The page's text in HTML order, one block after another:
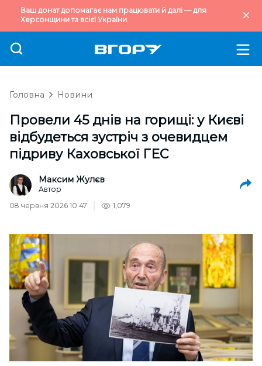
Ваш донат допомагає нам працювати й далі — для
Херсонщини та всієї України.
Головна Новини
Провели 45 днів на горищі: у Києві
відбудеться зустріч з очевидцем
підриву Каховської ГЕС
Максим Жулєв
Автор
08 червня 2026 10:47
1,079